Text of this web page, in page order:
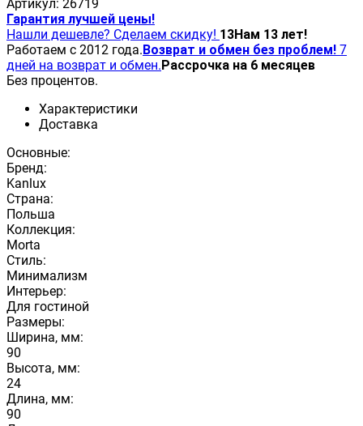
Артикул: 26719
Гарантия лучшей цены!
Нашли дешевле? Сделаем скидку! 13Нам 13 лет!
Работаем с 2012 года.Возврат и обмен без проблем! 7
дней на возврат и обмен.Рассрочка на 6 месяцев
Без процентов.
Характеристики
Доставка
Основные:
Бренд:
Kanlux
Страна:
Польша
Коллекция:
Morta
Стиль:
Минимализм
Интерьер:
Для гостиной
Размеры:
Ширина, мм:
90
Высота, мм:
24
Длина, мм:
90